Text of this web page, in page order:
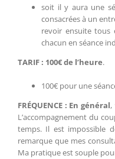
soit il y aura une
consacrées à un
revoir ensuite tous
chacun en séance
TARIF : 100€de l’heure.
100€ pour une
FRÉQUENCE : En général,
L’accompagnement du
temps. Il est impossible
remarque que mes
Ma pratique est souple